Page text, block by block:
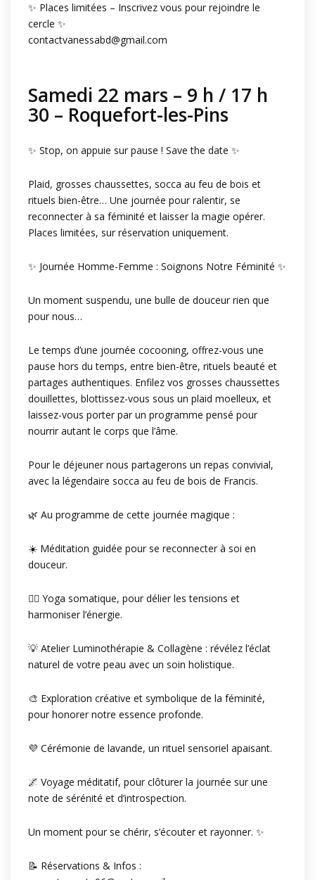
✨ Places limitées – Inscrivez vous pour rejoindre le
cercle ✨
contactvanessabd@gmail.com
Samedi 22 mars – 9 h / 17 h
30 – Roquefort-les-Pins
✨ Stop, on appuie sur pause ! Save the date ✨
Plaid, grosses chaussettes, socca au feu de bois et
rituels bien-être… Une journée pour ralentir, se
reconnecter à sa féminité et laisser la magie opérer.
Places limitées, sur réservation uniquement.
✨ Journée Homme-Femme : Soignons Notre Féminité ✨
Un moment suspendu, une bulle de douceur rien que
pour nous…
Le temps d’une journée cocooning, offrez-vous une
pause hors du temps, entre bien-être, rituels beauté et
partages authentiques. Enfilez vos grosses chaussettes
douillettes, blottissez-vous sous un plaid moelleux, et
laissez-vous porter par un programme pensé pour
nourrir autant le corps que l’âme.
Pour le déjeuner nous partagerons un repas convivial,
avec la légendaire socca au feu de bois de Francis.
🌿 Au programme de cette journée magique :
☀️ Méditation guidée pour se reconnecter à soi en
douceur.
🧘‍♀️ Yoga somatique, pour délier les tensions et
harmoniser l’énergie.
💡 Atelier Luminothérapie & Collagène : révélez l’éclat
naturel de votre peau avec un soin holistique.
🎨 Exploration créative et symbolique de la féminité,
pour honorer notre essence profonde.
💜 Cérémonie de lavande, un rituel sensoriel apaisant.
🌌 Voyage méditatif, pour clôturer la journée sur une
note de sérénité et d’introspection.
Un moment pour se chérir, s’écouter et rayonner. ✨
📝 Réservations & Infos :